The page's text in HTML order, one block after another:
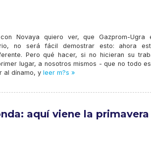
Novaya quiero ver, que Gazprom-Ugra
no será fácil demostrar esto: ahora
Pero qué hacer, si no hicieran su
lugar, a nosotros mismos - que no todo
al dínamo, y leer m?s »
aquí viene la